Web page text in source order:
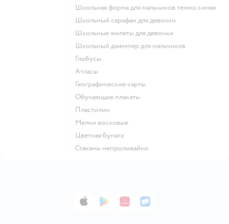
Школьная форма для мальчиков темно синяя
Школьный сарафан для девочки
Школьные жилеты для девочки
Школьный джемпер для мальчиков
Глобусы
Атласы
Географические карты
Обучающие плакаты
Пластилин
Мелки восковые
Цветная бумага
Стаканы непроливайки
App StoreGoogle Play
AppGallery
RuStore